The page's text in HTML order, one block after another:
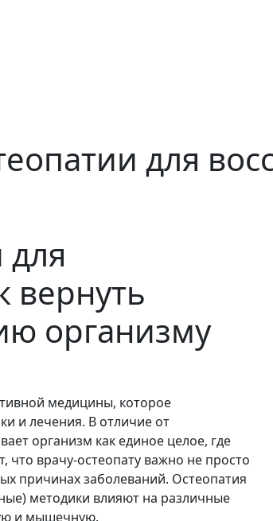
для
вернуть
организму
медицины, которое
и лечения. В отличие от
организм как единое целое, где
что врачу-остеопату важно не просто
причинах заболеваний. Остеопатия
методики влияют на различные
и мышечную.